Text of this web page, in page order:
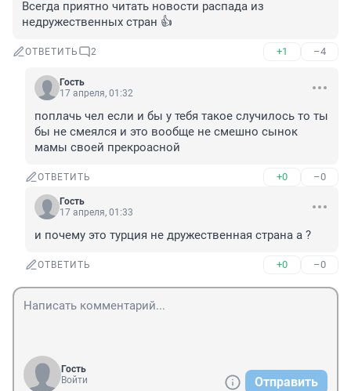
Всегда приятно читать новости распада из
недружественных стран 👍
ОТВЕТИТЬ 2 +1 –4
Гость
17 апреля, 01:32
поплачь чел если и бы у тебя такое случилось то ты
бы не смеялся и это вообще не смешно сынок
мамы своей прекроасной
ОТВЕТИТЬ +0 –0
Гость
17 апреля, 01:33
и почему это турция не дружественная страна а ?
ОТВЕТИТЬ +0 –0
Гость
Войти
Отправить